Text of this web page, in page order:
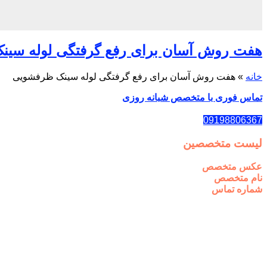
هفت روش آسان برای رفع گرفتگی لوله
خانه » هفت روش آسان برای رفع گرفتگی لوله سینک ظرفشویی
تماس فوری با متخصص شبانه روزی
09198806367
لیست متخصصین
عکس متخصص
نام متخصص
شماره تماس